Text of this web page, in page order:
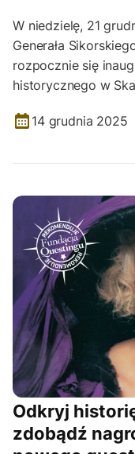
W niedzielę, 21
Generała
rozpocznie się
historycznego w
14 grudnia 2025
Odkryj
zdobądź